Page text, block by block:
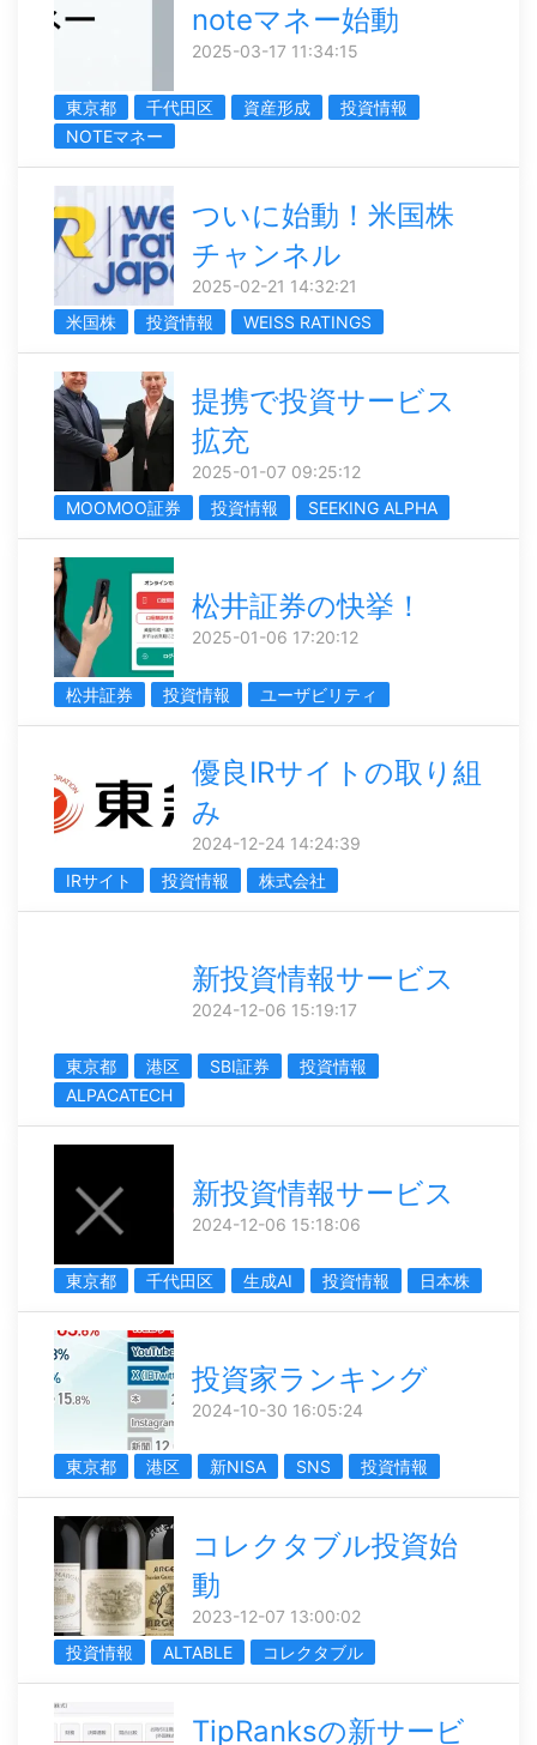
noteマネー始動
2025-03-17 11:34:15
東京都 千代田区 資産形成
投資情報
NOTEマネー
ついに始動！米国株
チャンネル
2025-02-21 14:32:21
米国株
投資情報 WEISS RATINGS
提携で投資サービス
拡充
2025-01-07 09:25:12
MOOMOO証券
投資情報 SEEKING ALPHA
松井証券の快挙！
2025-01-06 17:20:12
松井証券 投資情報 ユーザビリティ
優良IRサイトの取り組
み
2024-12-24 14:24:39
IRサイト
投資情報 株式会社
新投資情報サービス
2024-12-06 15:19:17
東京都 港区 SBI証券
投資情報
ALPACATECH
新投資情報サービス
2024-12-06 15:18:06
東京都 千代田区 生成AI 投資情報 日本株
投資家ランキング
2024-10-30 16:05:24
東京都 港区 新NISA SNS 投資情報
コレクタブル投資始
動
2023-12-07 13:00:02
投資情報
ALTABLE コレクタブル
TipRanksの新サービ